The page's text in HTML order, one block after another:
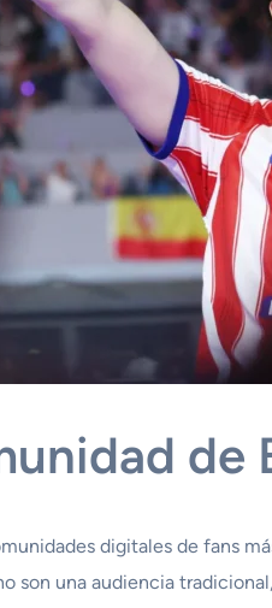
de
digitales de fans
son una audiencia